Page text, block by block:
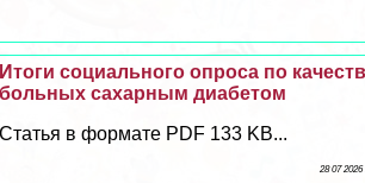
Итоги социального опроса по
больных сахарным диабетом
Статья в формате PDF 133 KB...
28 07 2026